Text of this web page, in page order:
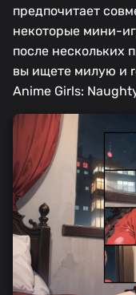
предпочитает
некоторые мини-
после нескольких
вы ищете милую и
Anime Girls: